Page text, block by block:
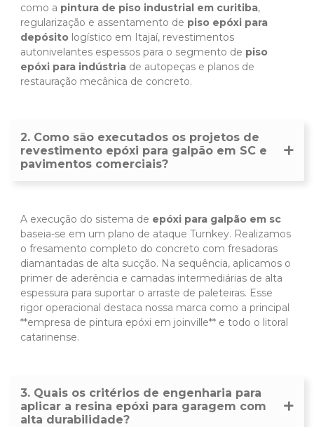
como a pintura de piso industrial em curitiba,
regularização e assentamento de piso epóxi para
depósito logístico em Itajaí, revestimentos
autonivelantes espessos para o segmento de piso
epóxi para indústria de autopeças e planos de
restauração mecânica de concreto.
2. Como são executados os projetos de
revestimento epóxi para galpão em SC e
pavimentos comerciais?
A execução do sistema de epóxi para galpão em sc
baseia-se em um plano de ataque Turnkey. Realizamos
o fresamento completo do concreto com fresadoras
diamantadas de alta sucção. Na sequência, aplicamos o
primer de aderência e camadas intermediárias de alta
espessura para suportar o arraste de paleteiras. Esse
rigor operacional destaca nossa marca como a principal
**empresa de pintura epóxi em joinville** e todo o litoral
catarinense.
3. Quais os critérios de engenharia para
aplicar a resina epóxi para garagem com
alta durabilidade?